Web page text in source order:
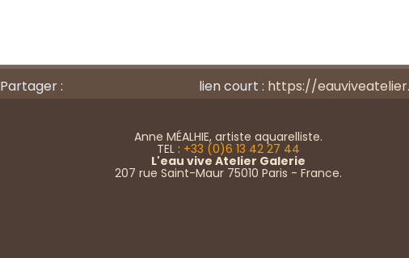
Partager : lien court : https://
Anne MÉALHIE, artiste aquarelliste.
TEL : +33 (0)6 13 42 27 44
L'eau vive Atelier Galerie
207 rue Saint-Maur 75010 Paris - France.